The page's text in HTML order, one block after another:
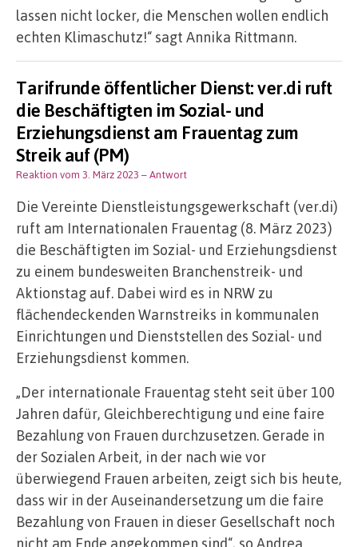
lassen nicht locker, die Menschen wollen endlich
echten Klimaschutz!“ sagt Annika Rittmann.
Tarifrunde öffentlicher Dienst: ver.di ruft
die Beschäftigten im Sozial- und
Erziehungsdienst am Frauentag zum
Streik auf (PM)
Reaktion vom 3. März 2023 – Antwort
Die Vereinte Dienstleistungsgewerkschaft (ver.di)
ruft am Internationalen Frauentag (8. März 2023)
die Beschäftigten im Sozial- und Erziehungsdienst
zu einem bundesweiten Branchenstreik- und
Aktionstag auf. Dabei wird es in NRW zu
flächendeckenden Warnstreiks in kommunalen
Einrichtungen und Dienststellen des Sozial- und
Erziehungsdienst kommen.
„Der internationale Frauentag steht seit über 100
Jahren dafür, Gleichberechtigung und eine faire
Bezahlung von Frauen durchzusetzen. Gerade in
der Sozialen Arbeit, in der nach wie vor
überwiegend Frauen arbeiten, zeigt sich bis heute,
dass wir in der Auseinandersetzung um die faire
Bezahlung von Frauen in dieser Gesellschaft noch
nicht am Ende angekommen sind“, so Andrea